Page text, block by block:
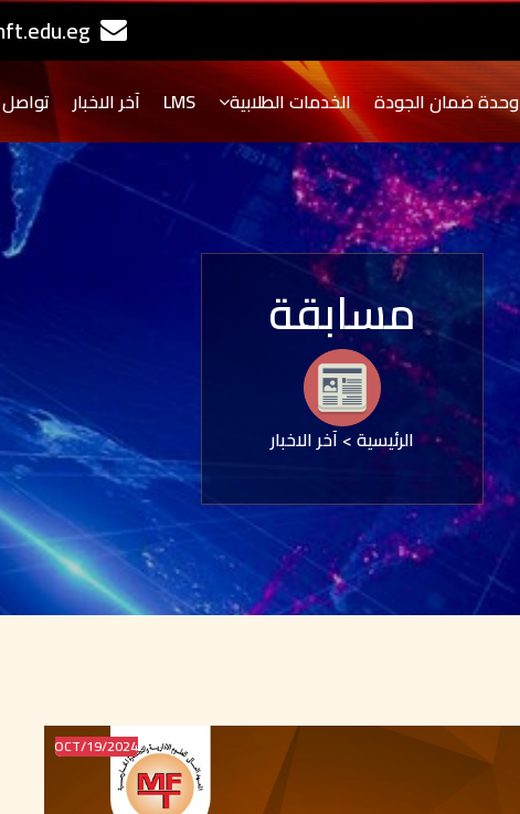
وحدة ضمان الجودة الخدمات الطلابية LMS آخر الاخبار
مسابقة
الرئيسية>آخر الاخبار
2024/OCT/19